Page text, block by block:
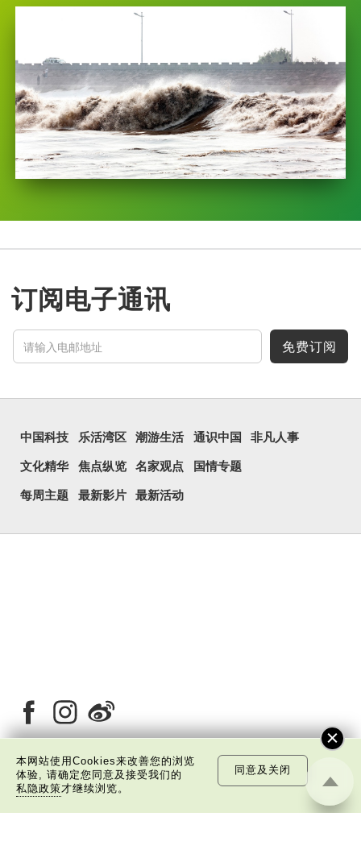
订阅电子通讯
免费订阅
中国科技 乐活湾区 潮游生活 通识中国 非凡人事
文化精华 焦点纵览 名家观点 国情专题
每周主题 最新影片 最新活动
关于我们 版权告示 私隐政策声明 免责声明
本网站使用Cookies来改善您的浏览
体验, 请确定您同意及接受我们的
私隐政策才继续浏览。
同意及关闭